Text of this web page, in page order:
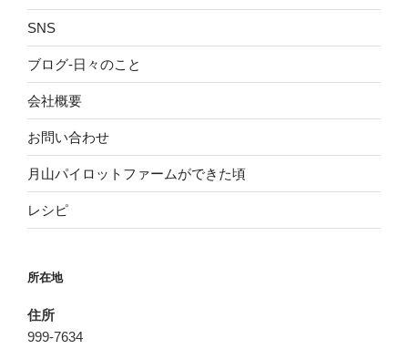
SNS
ブログ-日々のこと
会社概要
お問い合わせ
月山パイロットファームができた頃
レシピ
所在地
住所
999-7634